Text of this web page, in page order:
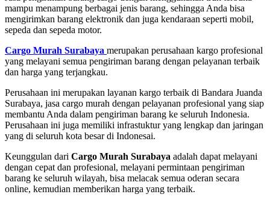
mampu menampung berbagai jenis barang, sehingga Anda bisa
mengirimkan barang elektronik dan juga kendaraan seperti mobil,
sepeda dan sepeda motor.
Cargo Murah Surabaya merupakan perusahaan kargo profesional
yang melayani semua pengiriman barang dengan pelayanan terbaik
dan harga yang terjangkau.
Perusahaan ini merupakan layanan kargo terbaik di Bandara Juanda
Surabaya, jasa cargo murah dengan pelayanan profesional yang siap
membantu Anda dalam pengiriman barang ke seluruh Indonesia.
Perusahaan ini juga memiliki infrastuktur yang lengkap dan jaringan
yang di seluruh kota besar di Indonesai.
Keunggulan dari Cargo Murah Surabaya adalah dapat melayani
dengan cepat dan profesional, melayani permintaan pengiriman
barang ke seluruh wilayah, bisa melacak semua oderan secara
online, kemudian memberikan harga yang terbaik.